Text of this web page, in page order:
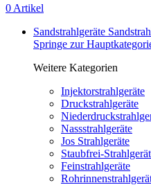
0 Artikel
Sandstrahlgeräte
Springe zur
Weitere Kategorien
Injektorstrahlgeräte
Druckstrahlgeräte
Nassstrahlgeräte
Jos Strahlgeräte
Staubfrei-
Feinstrahlgeräte